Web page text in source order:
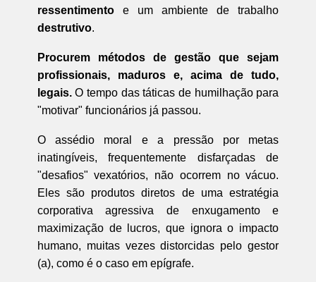
ressentimentoe um ambiente de trabalho
destrutivo.
Procurem métodos de gestão que sejam
profissionais, maduros e, acima de tudo,
legais.O tempo das táticas de humilhação para
"motivar" funcionários já passou.
O assédio moral e a pressão por metas
inatingíveis, frequentemente disfarçadas de
"desafios" vexatórios, não ocorrem no vácuo.
Eles são produtos diretos de uma estratégia
corporativa agressiva de enxugamento e
maximização de lucros, que ignora o impacto
humano, muitas vezes distorcidas pelo gestor
(a), como é o caso em epígrafe.